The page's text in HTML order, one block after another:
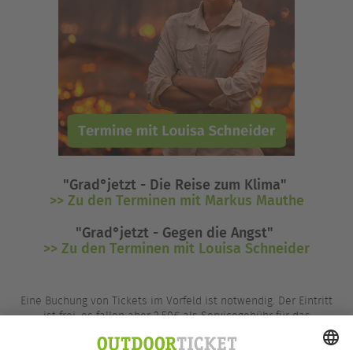
"Grad°jetzt - Die Reise zum Klima"
>> Zu den Terminen mit Markus Mauthe
"Grad°jetzt - Gegen die Angst"
>> Zu den Terminen mit Louisa Schneider
Eine Buchung von Tickets im Vorfeld ist notwendig. Der Eintritt
ist frei, es fallen aber 2,50€ als Servicegebühr für das